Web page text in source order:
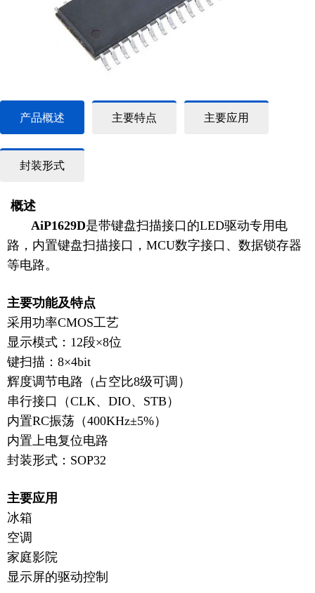
产品概述 主要特点 主要应用
封装形式
概述
AiP1629D是带键盘扫描接口的LED驱动专用电
路，内置键盘扫描接口，MCU数字接口、数据锁存器
等电路。
主要功能及特点
采用功率CMOS工艺
显示模式：12段×8位
键扫描：8×4bit
辉度调节电路（占空比8级可调）
串行接口（CLK、DIO、STB）
内置RC振荡（400KHz±5%）
内置上电复位电路
封装形式：SOP32
主要应用
冰箱
空调
家庭影院
显示屏的驱动控制